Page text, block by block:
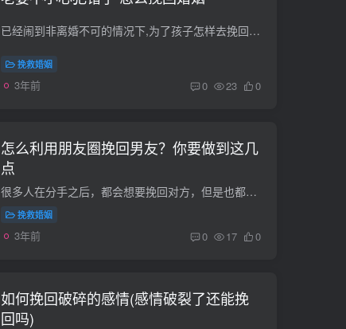
已经闹到非离婚不可的情况下,为了孩子怎样去挽回婚姻 朋友你好，如果闹到非离婚不可得程度，说明两个人之间的感情已无法挽回，为了孩子，我觉得可以当好合作者，共同抚养教育好孩子，给孩子一个...
挽救婚姻
3年前 0 23 0
怎么利用朋友圈挽回男友？你要做到这几
点
很多人在分手之后，都会想要挽回对方，但是也都是不想要向对方低头的。好像自己先和对方说话，你就承认自己做错了一样，尤其女生都是希望男友来哄着自己的。那么，既然不愿意主动和对方说话，那...
挽救婚姻
3年前 0 17 0
如何挽回破碎的感情(感情破裂了还能挽
回吗)